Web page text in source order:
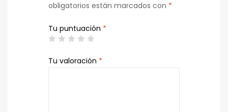
obligatorios están marcados con *
Tu puntuación *
Tu valoración *